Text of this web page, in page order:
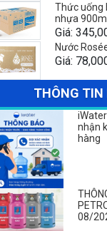
Thức uống
nhựa 900ml
Giá:
Nước
Giá:
THÔNG TIN
nhận
hàng
08/